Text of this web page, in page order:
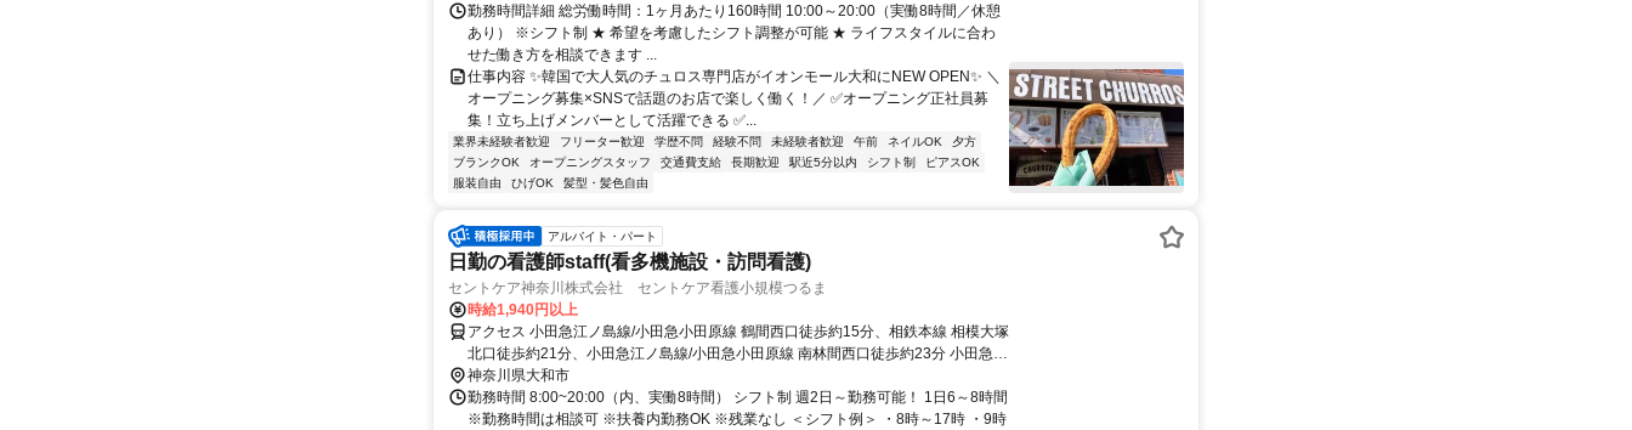
勤務時間詳細 総労働時間：1ヶ月あたり160時間 10:00～20:00（実働8時間／休憩
あり） ※シフト制 ★ 希望を考慮したシフト調整が可能 ★ ライフスタイルに合わ
せた働き方を相談できます ...
仕事内容 ✨韓国で大人気のチュロス専門店がイオンモール大和にNEW OPEN✨ ＼
オープニング募集×SNSで話題のお店で楽しく働く！／ ✅オープニング正社員募
集！立ち上げメンバーとして活躍できる ✅...
業界未経験者歓迎 フリーター歓迎 学歴不問 経験不問 未経験者歓迎 午前 ネイルOK
夕方
ブランクOK
オープニングスタッフ 交通費支給 長期歓迎 駅近5分以内 シフト制
ピアスOK
服装自由
ひげOK 髪型・髪色自由
アルバイト・パート
日勤の看護師staff(看多機施設・訪問看護)
セントケア神奈川株式会社 セントケア看護小規模つるま
時給1,940円以上
アクセス 小田急江ノ島線/小田急小田原線 鶴間西口徒歩約15分、相鉄本線 相模大塚
北口徒歩約21分、小田急江ノ島線/小田急小田原線 南林間西口徒歩約23分 小田急線
鶴間駅 徒歩15分
神奈川県大和市
勤務時間 8:00~20:00（内、実働8時間） シフト制 週2日～勤務可能！ 1日6～8時間
※勤務時間は相談可 ※扶養内勤務OK ※残業なし ＜シフト例＞ ・8時～17時 ・9時